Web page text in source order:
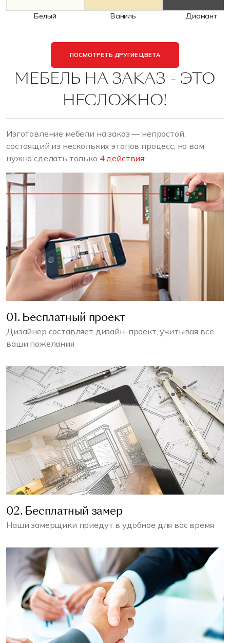
Белый Ваниль Диамант
ПОСМОТРЕТЬ ДРУГИЕ ЦВЕТА
МЕБЕЛЬ НА ЗАКАЗ - ЭТО
НЕСЛОЖНО!
Изготовление мебели на заказ — непростой,
состоящий из нескольких этапов процесс, но вам
нужно сделать только 4 действия:
01. Бесплатный проект
Дизайнер составляет дизайн-проект, учитывая все
ваши пожелания
02. Бесплатный замер
Наши замерщики приедут в удобное для вас время